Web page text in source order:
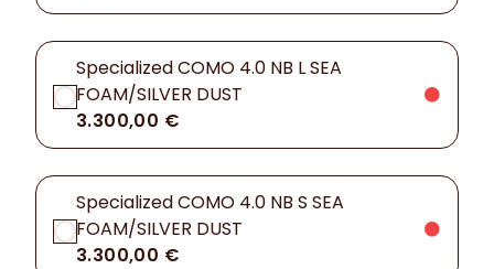
Specialized COMO 4.0 NB L SEA
FOAM/SILVER DUST
3.300,00 €
Specialized COMO 4.0 NB S SEA
FOAM/SILVER DUST
3.300,00 €